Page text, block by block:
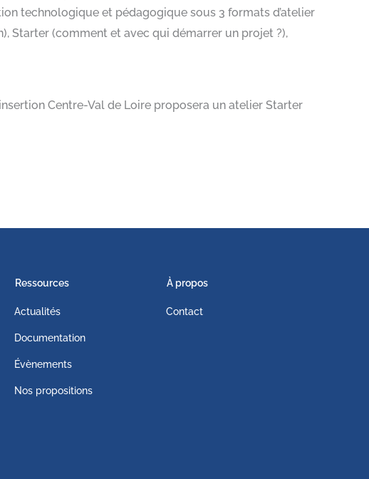
technologique et pédagogique sous 3 formats d’atelier
Starter (comment et avec qui démarrer un projet ?),
Centre-Val de Loire proposera un atelier Starter
Ressources
Actualités
Documentation
Évènements
Nos propositions
À propos
Contact